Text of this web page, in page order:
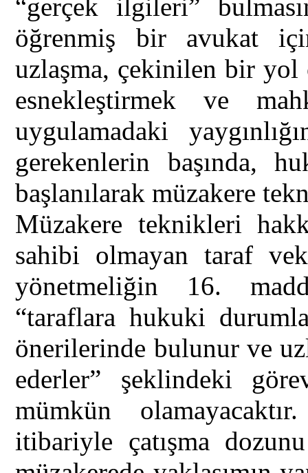
“gerçek ilgileri”
öğrenmiş bir avukat
uzlaşma, çekinilen bir yol
esnekleştirmek ve
uygulamadaki
gerekenlerin başında,
başlanılarak müzakere
Müzakere teknikleri
sahibi olmayan taraf
yönetmeliğin 16.
“taraflara hukuki
önerilerinde bulunur ve
ederler” şeklindeki
mümkün
itibariyle çatışma